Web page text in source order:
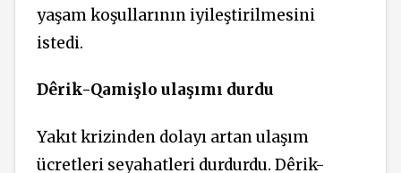
yaşam koşullarının iyileştirilmesini
istedi.
Dêrik-Qamişlo ulaşımı durdu
Yakıt krizinden dolayı artan ulaşım
ücretleri seyahatleri durdurdu. Dêrik-